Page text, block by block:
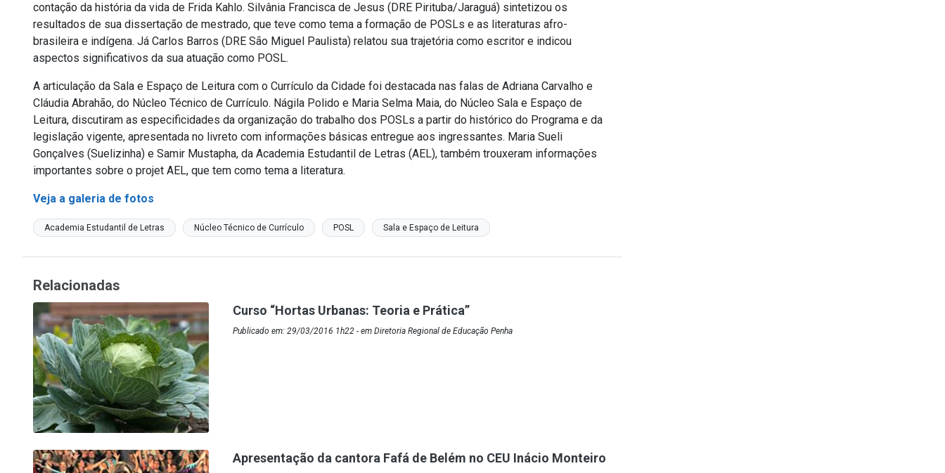
contação da história da vida de Frida Kahlo. Silvânia Francisca de Jesus (DRE Pirituba/Jaraguá) sintetizou os
resultados de sua dissertação de mestrado, que teve como tema a formação de POSLs e as literaturas afro-
brasileira e indígena. Já Carlos Barros (DRE São Miguel Paulista) relatou sua trajetória como escritor e indicou
aspectos significativos da sua atuação como POSL.
A articulação da Sala e Espaço de Leitura com o Currículo da Cidade foi destacada nas falas de Adriana Carvalho e
Cláudia Abrahão, do Núcleo Técnico de Currículo. Nágila Polido e Maria Selma Maia, do Núcleo Sala e Espaço de
Leitura, discutiram as especificidades da organização do trabalho dos POSLs a partir do histórico do Programa e da
legislação vigente, apresentada no livreto com informações básicas entregue aos ingressantes. Maria Sueli
Gonçalves (Suelizinha) e Samir Mustapha, da Academia Estudantil de Letras (AEL), também trouxeram informações
importantes sobre o projet AEL, que tem como tema a literatura.
Veja a galeria de fotos
Academia Estudantil de Letras Núcleo Técnico de Currículo POSL Sala e Espaço de Leitura
Relacionadas
Curso “Hortas Urbanas: Teoria e Prática”
Publicado em: 29/03/2016 1h22 - em Diretoria Regional de Educação Penha
Apresentação da cantora Fafá de Belém no CEU Inácio Monteiro